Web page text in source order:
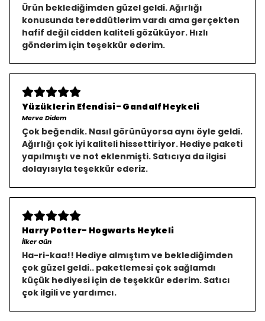
Ürün beklediğimden güzel geldi. Ağırlığı
konusunda tereddütlerim vardı ama gerçekten
hafif değil cidden kaliteli gözüküyor. Hızlı
gönderim için teşekkür ederim.
Yüzüklerin Efendisi- Gandalf Heykeli
Merve Didem
Çok beğendik. Nasıl görünüyorsa aynı öyle geldi.
Ağırlığı çok iyi kaliteli hissettiriyor. Hediye paketi
yapılmıştı ve not eklenmişti. Satıcıya da ilgisi
dolayısıyla teşekkür ederiz.
Harry Potter- Hogwarts Heykeli
İlker Gün
Ha-ri-kaa!! Hediye almıştım ve beklediğimden
çok güzel geldi.. paketlemesi çok sağlamdı
küçük hediyesi için de teşekkür ederim. Satıcı
çok ilgili ve yardımcı.